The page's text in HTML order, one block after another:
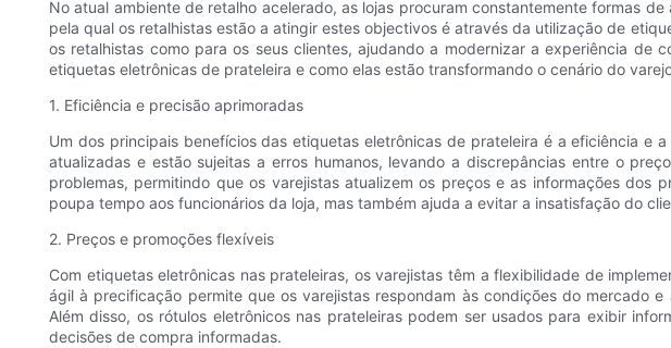
No atual ambiente de retalho acelerado, as lojas procuram constantemente formas
pela qual os retalhistas estão a atingir estes objectivos é através da utilização de
os retalhistas como para os seus clientes, ajudando a modernizar a experiência de
etiquetas eletrônicas de prateleira e como elas estão transformando o cenário do
1. Eficiência e precisão aprimoradas
Um dos principais benefícios das etiquetas eletrônicas de prateleira é a eficiência e
atualizadas e estão sujeitas a erros humanos, levando a discrepâncias entre o
problemas, permitindo que os varejistas atualizem os preços e as informações
poupa tempo aos funcionários da loja, mas também ajuda a evitar a insatisfação do
2. Preços e promoções flexíveis
Com etiquetas eletrônicas nas prateleiras, os varejistas têm a flexibilidade de
ágil à precificação permite que os varejistas respondam às condições do mercado
Além disso, os rótulos eletrônicos nas prateleiras podem ser usados ​​para exibir
decisões de compra informadas.